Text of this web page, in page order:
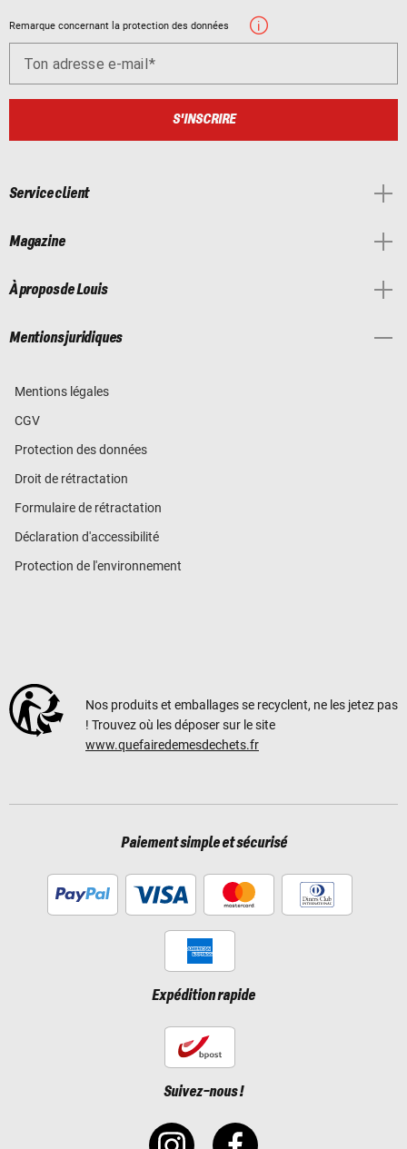
Remarque concernant la protection des données
Ton adresse e-mail
S'INSCRIRE
Service client
Magazine
À propos de Louis
Mentions juridiques
Mentions légales
CGV
Protection des données
Droit de rétractation
Formulaire de rétractation
Déclaration d'accessibilité
Protection de l'environnement
Nos produits et emballages se recyclent, ne les jetez pas
! Trouvez où les déposer sur le site
www.quefairedemesdechets.fr
Paiement simple et sécurisé
Expédition rapide
Suivez-nous !